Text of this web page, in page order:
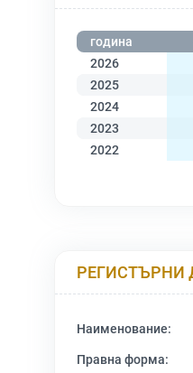
година
2026
2025
2024
2023
2022
РЕГИСТЪРНИ
Наименование:
Правна форма: